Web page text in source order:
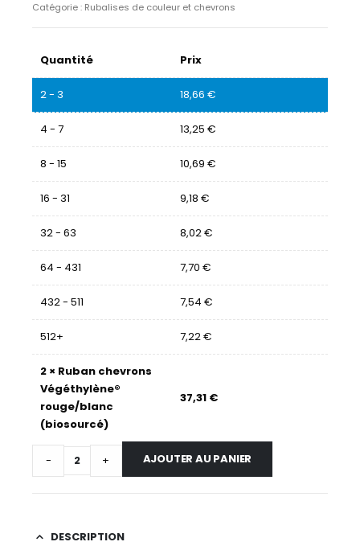
Catégorie : Rubalises de couleur et chevrons
Quantité Prix
2 - 3 18,66 €
4 - 7 13,25 €
8 - 15 10,69 €
16 - 31 9,18 €
32 - 63 8,02€
64 - 431 7,70 €
432 - 511 7,54 €
512+ 7,22€
2 × Ruban chevrons
Végéthylène®
rouge/blanc
(biosourcé)
37,31 €
- + AJOUTER AU PANIER
DESCRIPTION